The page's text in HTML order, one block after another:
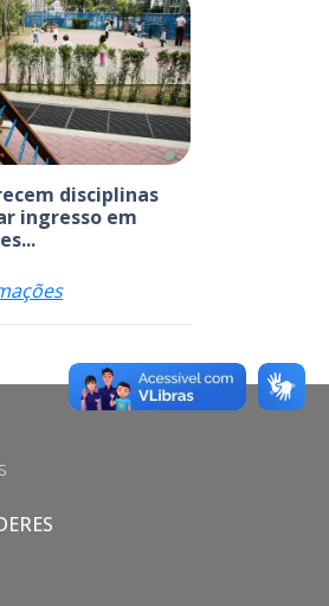
disciplinas
ingresso em